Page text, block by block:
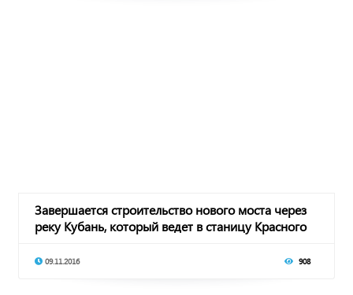
Завершается строительство нового моста через
реку Кубань, который ведет в станицу Красного
09.11.2016 908